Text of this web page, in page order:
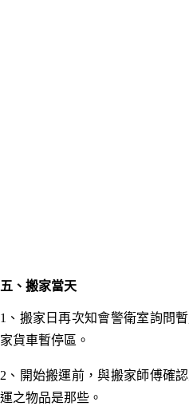
五 、搬家當天
1、 搬家日再次知會警衛室詢問
家貨車暫停區。
2、開始搬運前，與搬家師傅確
運之物品是那些。